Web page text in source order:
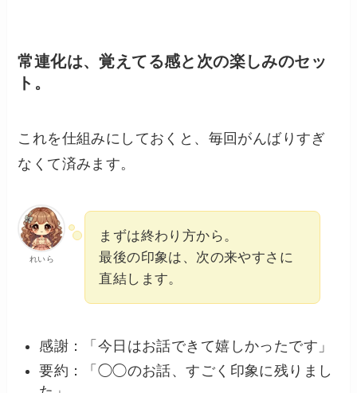
常連化は、覚えてる感と 次の楽しみのセッ
ト。
これを仕組みにしておくと、毎回がんばりすぎ
なくて済みます。
れいら
まずは終わり方から。
最後の印象は、次の来やすさに
直結します。
感謝：「今日はお話できて嬉しかったです」
要約：「◯◯のお話、すごく印象に残りまし